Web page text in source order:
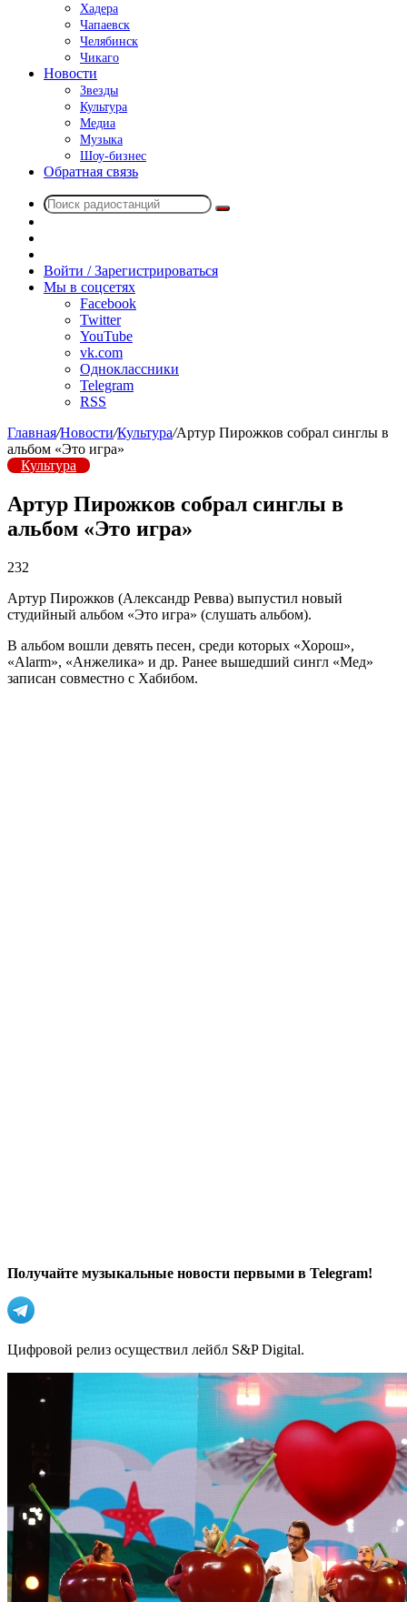
Хадера
Чапаевск
Челябинск
Чикаго
Новости
Звезды
Культура
Медиа
Музыка
Шоу-бизнес
Обратная связь
Поиск
радио
Войти / Зарегистрироваться
Мы в соцсетях
Facebook
Twitter
YouTube
vk.com
Одноклассники
Telegram
RSS
Главная/Новости/Культура/Артур Пирожков собрал синглы в
альбом «Это игра»
Культура
Артур Пирожков собрал синглы в
альбом «Это игра»
232
Артур Пирожков (Александр Ревва) выпустил новый
студийный альбом «Это игра» (слушать альбом).
В альбом вошли девять песен, среди которых «Хорош»,
«Alarm», «Анжелика» и др. Ранее вышедший сингл «Мед»
записан совместно с Хабибом.
Получайте музыкальные новости первыми в Telegram!
Цифровой релиз осуществил лейбл S&P Digital.